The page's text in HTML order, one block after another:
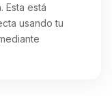
Esta está
usando tu